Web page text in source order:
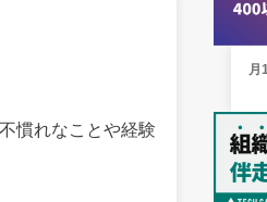
慣れなことや経験
月